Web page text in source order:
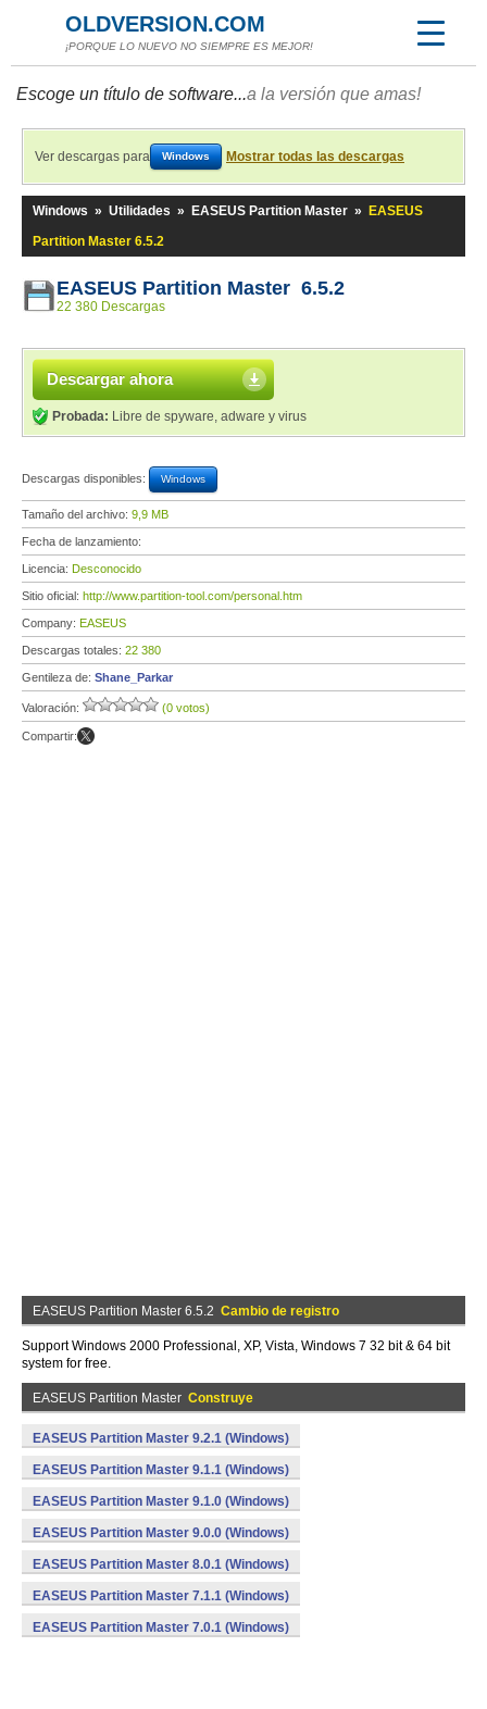
OLDVERSION.COM
¡PORQUE LO NUEVO NO SIEMPRE ES MEJOR!
Escoge un título de software...a la versión que amas!
Ver descargas para Windows Mostrar todas las descargas
Windows » Utilidades » EASEUS Partition Master »
EASEUS
Partition Master 6.5.2
EASEUS Partition Master 6.5.2
22 380 Descargas
Descargar ahora
Probada: Libre de spyware, adware y virus
Descargas disponibles: Windows
Tamaño del archivo: 9,9 MB
Fecha de lanzamiento:
Licencia: Desconocido
Sitio oficial: http://www.partition-tool.com/personal.htm
Company: EASEUS
Descargas totales: 22 380
Gentileza de: Shane_Parkar
Valoración: (0 votos)
Compartir:
EASEUS Partition Master 6.5.2 Cambio de registro
Support Windows 2000 Professional, XP, Vista, Windows 7 32 bit & 64 bit
system for free.
EASEUS Partition Master Construye
EASEUS Partition Master 9.2.1 (Windows)
EASEUS Partition Master 9.1.1 (Windows)
EASEUS Partition Master 9.1.0 (Windows)
EASEUS Partition Master 9.0.0 (Windows)
EASEUS Partition Master 8.0.1 (Windows)
EASEUS Partition Master 7.1.1 (Windows)
EASEUS Partition Master 7.0.1 (Windows)